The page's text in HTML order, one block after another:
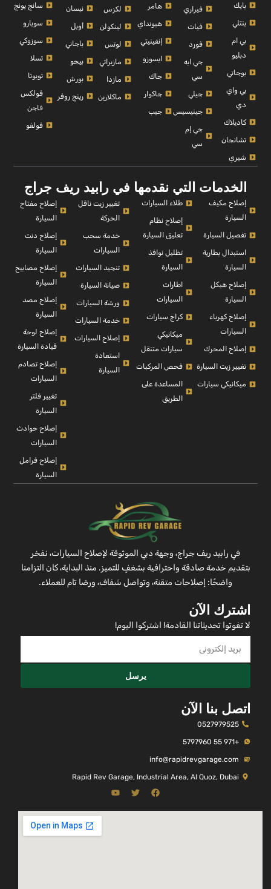
بايك
بنتلي
بي ام
دبليو
بوجاتي
بي واي
دي
كاديلاك
تشانجان
شيري
فيراري
فيات
فورد
جي ايه
سي
جيلي
جينيسيس
جي إم
سي
هامر
هيونداي
إنفينيتي
ايسوزو
جاك
جاكوار
جيب
لكزس
لينكولن
لوتس
مازيراتي
مازدا
ماكلارين
نيسان
أوبل
باجاني
بيجو
بورش
رينج روفر
سانج يونج
سوبارو
سوزوكي
تسلا
تويوتا
فولكس
فاجن
فولفو
الخدمات التي نقدمها في رابيد ريف جراج
إصلاح مكيف
السيارة
تفصيل السيارة
استبدال بطارية
السيارة
إصلاح هيكل
السيارة
إصلاح كهرباء
السيارات
إصلاح المحرك
تغيير زيت السيارة
ميكانيكي سيارات
طلاء السيارات
إصلاح نظام
تعليق السيارة
تظليل نوافذ
السيارة
اطارات
السيارات
كراج سيارات
ميكانيكي
سيارات متنقل
فحص المركبات
المساعدة على
الطريق
تغيير زيت ناقل
الحركة
خدمة سحب
السيارات
تنجيد السيارات
صيانة السيارة
ورشة السيارات
خدمة السيارات
إصلاح السيارات
استعادة
السيارة
إصلاح مفتاح
السيارة
إصلاح دنت
السيارة
إصلاح مصابيح
السيارة
إصلاح مصد
السيارة
إصلاح لوحة
قيادة السيارة
إصلاح تصادم
السيارات
تغيير فلتر
السيارة
إصلاح حوادث
السيارات
إصلاح فرامل
السيارة
في رابيد ريف جراج، وجهة دبي الموثوقة لإصلاح السيارات، نفخر
بتقديم خدمة صادقة واحترافية بشغفٍ للتميز. منذ البداية، كان التزامنا
واضحًا: إصلاحات متقنة، وتواصل شفاف، ورضا تام للعملاء.
اشترك الآن
لا تفوتوا تحديثاتنا القادمة! اشتركوا اليوم!
يرسل
اتصل بنا الآن
0527979525
+971 55 5797960
info@rapidrevgarage.com
Rapid Rev Garage, Industrial Area, Al Quoz, Dubai